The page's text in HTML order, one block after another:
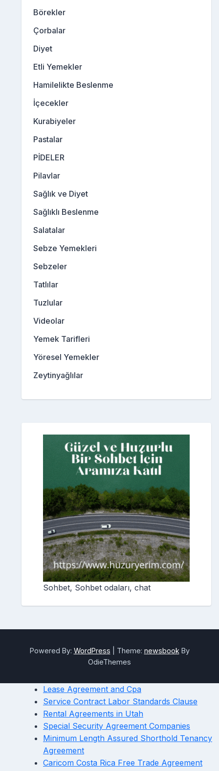
Börekler
Çorbalar
Diyet
Etli Yemekler
Hamilelikte Beslenme
İçecekler
Kurabiyeler
Pastalar
PİDELER
Pilavlar
Sağlık ve Diyet
Sağlıklı Beslenme
Salatalar
Sebze Yemekleri
Sebzeler
Tatlılar
Tuzlular
Videolar
Yemek Tarifleri
Yöresel Yemekler
Zeytinyağlılar
Sohbet, Sohbet odaları, chat
Powered By: WordPress Theme: newsbook By
OdieThemes
Lease Agreement and Cpa
Service Contract Labor Standards Clause
Rental Agreements in Utah
Special Security Agreement Companies
Minimum Length Assured Shorthold Tenancy
Agreement
Caricom Costa Rica Free Trade Agreement